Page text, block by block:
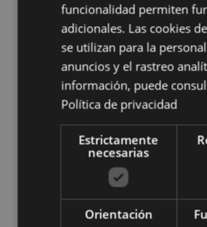
Características del Producto
Información
Altura 11cm Largura
5055071506215
36
0.346000
No
No
funcionalidad permiten
adicionales. Las cookies
se utilizan para la
anuncios y el rastreo
información, puede
Política de privacidad
Estrictamente
necesarias
Orientación